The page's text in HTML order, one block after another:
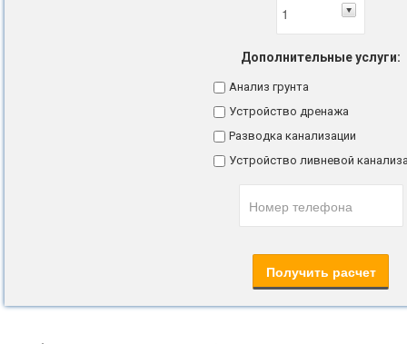
Дополнительные услуги:
Анализ грунта
Устройство дренажа
Разводка канализации
Устройство ливневой